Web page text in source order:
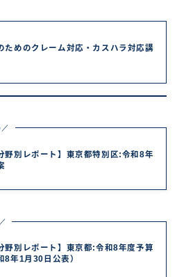
ためのクレーム対応・カスハラ対応講
野別レポート】東京都特別区:令和8年
野別レポート】東京都:令和8年度予算
8年1月30日公表）